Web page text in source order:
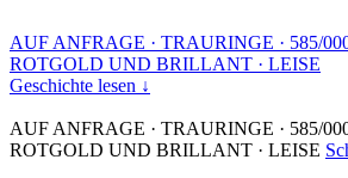
AUF ANFRAGE · TRAURINGE · 585/
ROTGOLD UND BRILLANT · LEISE
Geschichte lesen ↓
AUF ANFRAGE · TRAURINGE · 585/
ROTGOLD UND BRILLANT · LEISE